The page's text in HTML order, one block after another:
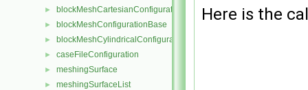
► blockMeshCartesianConfiguration
► blockMeshConfigurationBase
► blockMeshCylindricalConfiguration
► caseFileConfiguration
► meshingSurface
► meshingSurfaceList
Here is the